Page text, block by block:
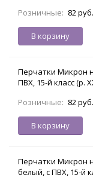
Розничные: 82 руб.
В корзину
Перчатки Микрон
ПВХ, 15-й класс (р.
Розничные: 82 руб.
В корзину
Перчатки Микрон
белый, с ПВХ, 15-й